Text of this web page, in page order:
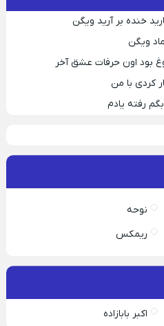
خنده بر آرید ویگن
ویگن
بود اون حرفات عشق آخر
کردی با من
رفته یادم
نوحه
ریمکس
اکبر بابازاده